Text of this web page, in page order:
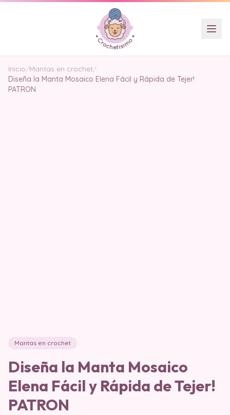
Inicio/Mantas en crochet/
Diseña la Manta Mosaico Elena Fácil y Rápida de Tejer!
PATRON
Mantas en crochet
Diseña la Manta Mosaico
Elena Fácil y Rápida de Tejer!
PATRON